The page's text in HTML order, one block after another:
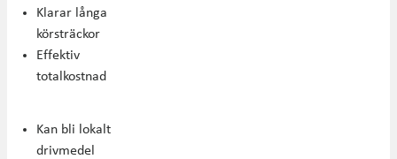
Klarar långa
körsträckor
Effektiv
totalkostnad
Kan bli lokalt
drivmedel